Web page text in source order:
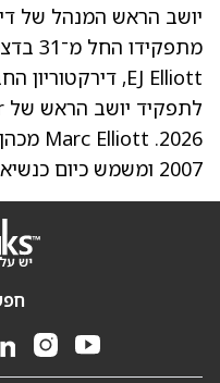
יושב הראש המנהל של
2007 ומשמש כיום כנשיא Gencor.